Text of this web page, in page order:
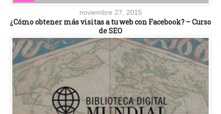
noviembre 27, 2015
¿Cómo obtener más visitas a tu web con Facebook? – Curso
de SEO